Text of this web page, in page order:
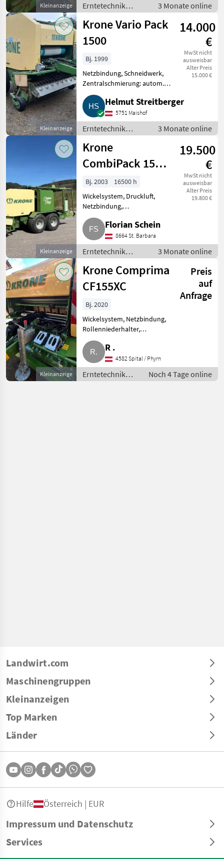
John Deere
Fendt
Alle 18
anzeigen
MARKTPLATZ
Marktplatz Händlerangebote Kleinanzeigen
Kleinanzeige
Erntetechnik
Grünland /
Press-/Wickelkombinationen
3 Monate online
Kleinanzeige
Krone Vario Pack
1500
14.000
€
MwSt nicht
ausweisbar
Alter Preis
15.000 €
Bj. 1999
Netzbindung, Schneidwerk,
Zentralschmierung: autom.
Zentralschmierung
Ballenpresse mit Netzbindung,
Schneidwerk, Pickupbreite 1, 95
m, variable Ballengröße von 1-
1, 5 m,
Helmut Streitberger
5751 Maishof
Erntetechnik
Grünland /
Press-/Wickelkombinationen
3 Monate online
Kleinanzeige
Krone
CombiPack 1500
MC
19.500
€
MwSt nicht
ausweisbar
Alter Preis
19.800 €
Bj. 2003
16500 h
Wickelsystem, Druckluft,
Netzbindung,
Rollenniederhalter,
Schneidwerk, Tandemachse,
Zentralschmierung,
Ballenkammer Krone
CombiPack 1.500, ca. 16.500
Ballen gepresst. Rotor
Florian Schein
8664 St. Barbara
Erntetechnik
Grünland /
Press-/Wickelkombinationen
3 Monate online
Kleinanzeige
Krone Comprima
CF155XC
Preis
auf
Anfrage
Bj. 2020
Wickelsystem, Netzbindung,
Rollenniederhalter,
Schneidwerk, Tandemachse,
Zentralschmierung,
Ballenkammer Verkaufe Krone
Comprima CF155XC, 26 Messer
Schneidwerk, hydr. Brem
R .
4582 Spital / Phyrn
Erntetechnik
Grünland /
Noch 4 Tage online
Landwirt.com
Maschinengruppen
Kleinanzeigen
Top Marken
Länder
Impressum und Datenschutz
Services
Hilfe Österreich | EUR